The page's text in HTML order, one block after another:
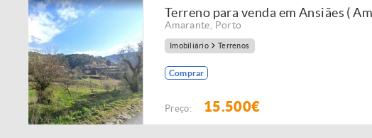
Terreno para venda em Ansiães (
Amarante Porto
Imobiliário Terrenos
Comprar
Preço: 15.500€